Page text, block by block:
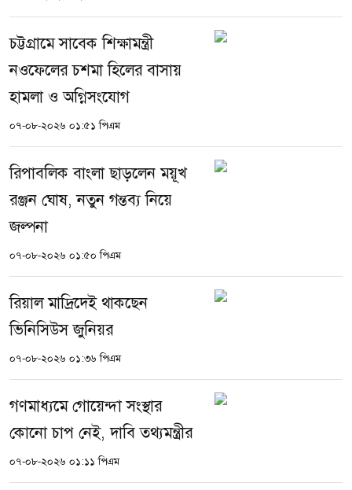
চট্টগ্রামে সাবেক শিক্ষামন্ত্রী
নওফেলের চশমা হিলের বাসায়
হামলা ও অগ্নিসংযোগ
০৭-০৮-২০২৬ ০১:৫১ পিএম
রিপাবলিক বাংলা ছাড়লেন ময়ূখ
রঞ্জন ঘোষ, নতুন গন্তব্য নিয়ে
জল্পনা
০৭-০৮-২০২৬ ০১:৫০ পিএম
রিয়াল মাদ্রিদেই থাকছেন
ভিনিসিউস জুনিয়র
০৭-০৮-২০২৬ ০১:৩৬ পিএম
গণমাধ্যমে গোয়েন্দা সংস্থার
কোনো চাপ নেই, দাবি তথ্যমন্ত্রীর
০৭-০৮-২০২৬ ০১:১১ পিএম